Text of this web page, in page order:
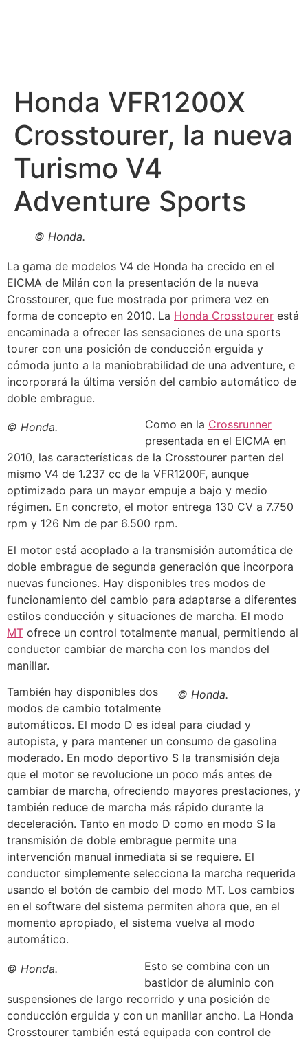
Honda VFR1200X
Crosstourer, la nueva
Turismo V4
Adventure Sports
© Honda.
La gama de modelos V4 de Honda ha crecido en el
EICMA de Milán con la presentación de la nueva
Crosstourer, que fue mostrada por primera vez en
forma de concepto en 2010. La Honda Crosstourer está
encaminada a ofrecer las sensaciones de una sports
tourer con una posición de conducción erguida y
cómoda junto a la maniobrabilidad de una adventure, e
incorporará la última versión del cambio automático de
doble embrague.
© Honda. Como en la Crossrunner
presentada en el EICMA en
2010, las características de la Crosstourer parten del
mismo V4 de 1.237 cc de la VFR1200F, aunque
optimizado para un mayor empuje a bajo y medio
régimen. En concreto, el motor entrega 130 CV a 7.750
rpm y 126 Nm de par 6.500 rpm.
El motor está acoplado a la transmisión automática de
doble embrague de segunda generación que incorpora
nuevas funciones. Hay disponibles tres modos de
funcionamiento del cambio para adaptarse a diferentes
estilos conducción y situaciones de marcha. El modo
MT ofrece un control totalmente manual, permitiendo al
conductor cambiar de marcha con los mandos del
manillar.
© Honda.
También hay disponibles dos
modos de cambio totalmente
automáticos. El modo D es ideal para ciudad y
autopista, y para mantener un consumo de gasolina
moderado. En modo deportivo S la transmisión deja
que el motor se revolucione un poco más antes de
cambiar de marcha, ofreciendo mayores prestaciones, y
también reduce de marcha más rápido durante la
deceleración. Tanto en modo D como en modo S la
transmisión de doble embrague permite una
intervención manual inmediata si se requiere. El
conductor simplemente selecciona la marcha requerida
usando el botón de cambio del modo MT. Los cambios
en el software del sistema permiten ahora que, en el
momento apropiado, el sistema vuelva al modo
automático.
© Honda.
Esto se combina con un
bastidor de aluminio con
suspensiones de largo recorrido y una posición de
conducción erguida y con un manillar ancho. La Honda
Crosstourer también está equipada con control de